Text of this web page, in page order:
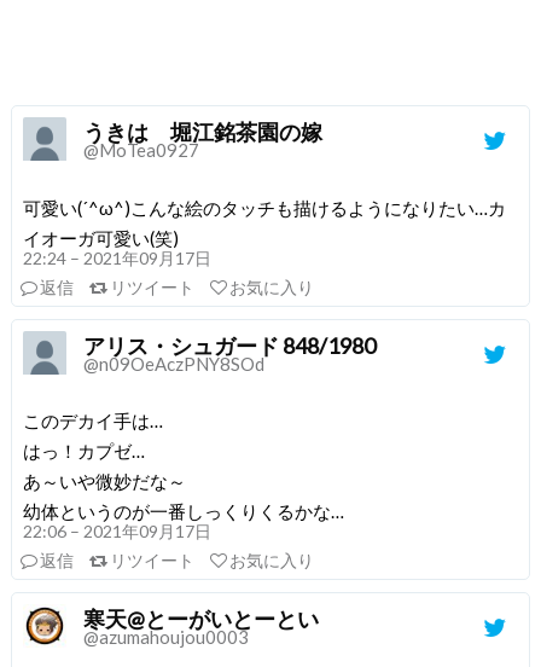
うきは 堀江銘茶園の嫁
@MoTea0927
可愛い(´^ω^)こんな絵のタッチも描けるようになりたい…カ
イオーガ可愛い(笑)
22:24 – 2021年09月17日
返信
リツイート お気に入り
アリス・シュガード 848/1980
@n09OeAczPNY8SOd
このデカイ手は…
はっ！カプゼ…
あ～いや微妙だな～
幼体というのが一番しっくりくるかな…
22:06 – 2021年09月17日
返信
リツイート お気に入り
寒天@とーがいとーとい
@azumahoujou0003